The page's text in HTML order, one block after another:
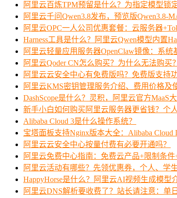
阿里云百炼TPM预留是什么？为指定模型锁
阿里云千问Qwen3.8发布，预览版Qwen3.8-
阿里云OPC一人公司优惠套餐：云服务器
Harness工具是什么？阿里云Qwen模型内置
阿里云轻量应用服务器OpenClaw镜像：系统
阿里云Qoder CN怎么购买？为什么无法购买？
阿里云云安全中心有免费版吗？免费版支持
阿里云KMS密钥管理服务介绍、费用价格及
DashScope是什么？灵积，阿里云官方MaaS
新手小白如何购买阿里云服务器更省钱？个
Alibaba Cloud 3是什么操作系统？
宝塔面板支持Nginx版本大全：Alibaba Cloud
阿里云云安全中心按量付费有必要开通吗？
阿里云免费中心指南：免费云产品+限制条
阿里云活动有哪些？先领优惠券，个人、学
HappyHorse是什么？阿里云AI视频生成模型
阿里云DNS解析要收费了？站长请注意：单